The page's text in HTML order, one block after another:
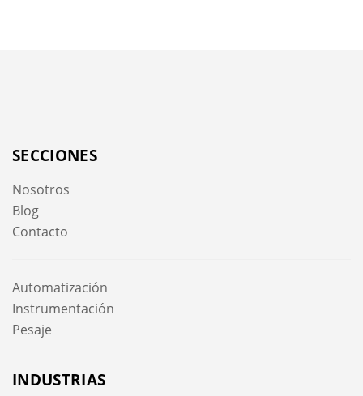
SECCIONES
Nosotros
Blog
Contacto
Automatización
Instrumentación
Pesaje
INDUSTRIAS